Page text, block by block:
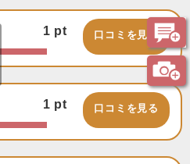
1 pt 口コミを見る
1 pt 口コミを見る